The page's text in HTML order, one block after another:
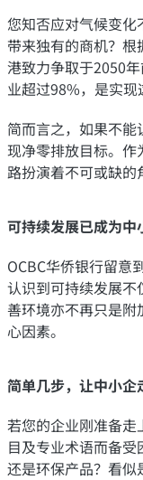
您知否应对气候变
带来独有的商机？
港致力争取于2050
业超过98%，是实现
简而言之，如果不
现净零排放目标。作
路扮演着不可或缺的
可持续发展已成为中
OCBC华侨银行留意
认识到可持续发展
善环境亦不再只是
心因素。
简单几步，让中小
若您的企业刚准备
目及专业术语而备受
还是环保产品？看似